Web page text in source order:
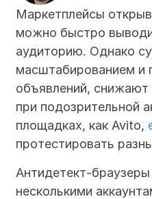
Маркетплейсы
можно быстро
аудиторию. Однако
масштабированием и
объявлений, снижают
при подозрительной
площадках, как Avito,
протестировать
Антидетект-
несколькими